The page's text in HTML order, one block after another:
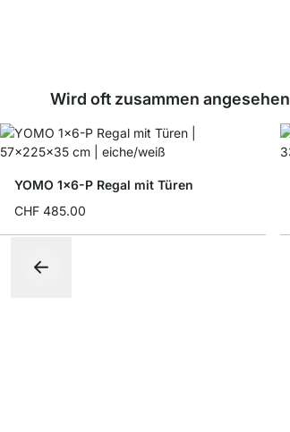
Wird oft zusammen angesehen
YOMO 1x6-P Regal mit Türen
CHF 485.00